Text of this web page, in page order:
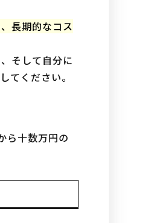
長期的なコス
そして自分に
てください。
ら十数万円の